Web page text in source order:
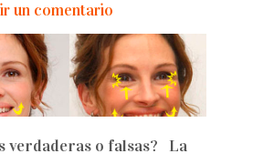
un comentario
verdaderas o falsas? La